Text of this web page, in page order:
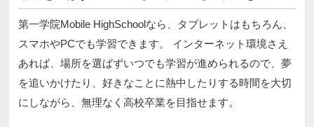
第一学院Mobile HighSchoolなら、タブレットはもちろん、
スマホやPCでも学習できます。 インターネット環境さえ
あれば、場所を選ばずいつでも学習が進められるので、夢
を追いかけたり、好きなことに熱中したりする時間を大切
にしながら、無理なく高校卒業を目指せます。